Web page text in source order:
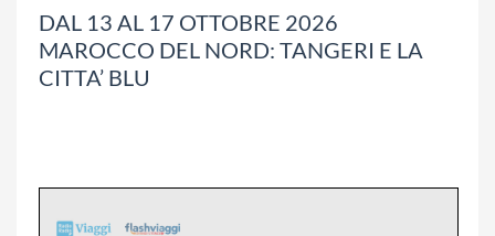
DAL 13 AL 17 OTTOBRE 2026
MAROCCO DEL NORD: TANGERI E LA
CITTA’ BLU